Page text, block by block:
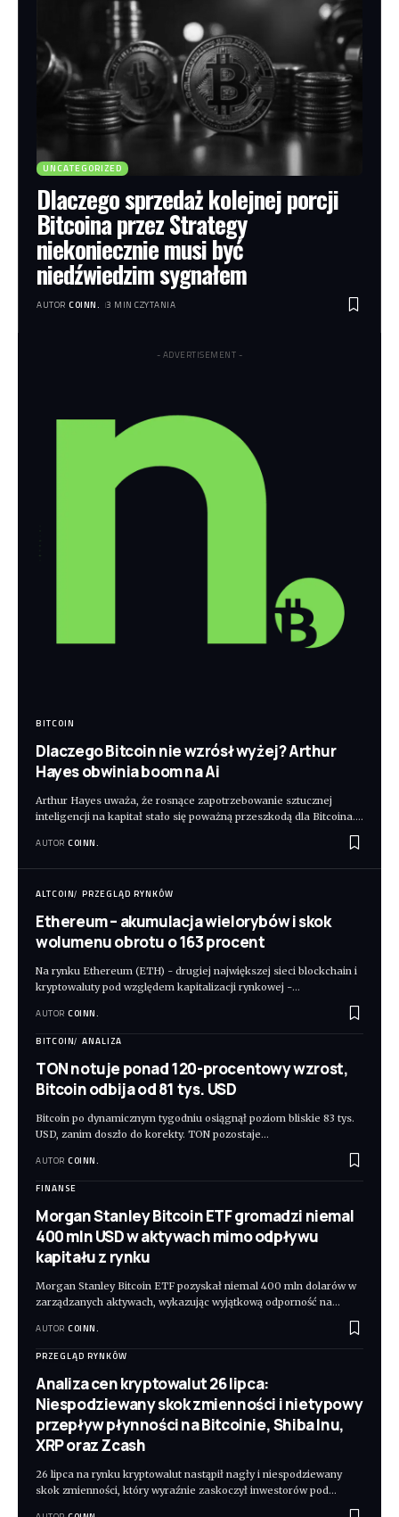
UNCATEGORIZED
Dlaczego sprzedaż kolejnej porcji
Bitcoina przez Strategy
niekoniecznie musi być
niedźwiedzim sygnałem
AUTOR COINN. 3 MIN CZYTANIA
- ADVERTISEMENT -
BITCOIN
Dlaczego Bitcoin nie wzrósł wyżej? Arthur
Hayes obwinia boom na Ai
Arthur Hayes uważa, że rosnące zapotrzebowanie sztucznej
inteligencji na kapitał stało się poważną przeszkodą dla Bitcoina.…
AUTOR COINN.
ALTCOIN PRZEGLĄD RYNKÓW
Ethereum – akumulacja wielorybów i skok
wolumenu obrotu o 163 procent
Na rynku Ethereum (ETH) - drugiej największej sieci blockchain i
kryptowaluty pod względem kapitalizacji rynkowej -…
AUTOR COINN.
BITCOIN ANALIZA
TON notuje ponad 120-procentowy wzrost,
Bitcoin odbija od 81 tys. USD
Bitcoin po dynamicznym tygodniu osiągnął poziom bliskie 83 tys.
USD, zanim doszło do korekty. TON pozostaje…
AUTOR COINN.
FINANSE
Morgan Stanley Bitcoin ETF gromadzi niemal
400 mln USD w aktywach mimo odpływu
kapitału z rynku
Morgan Stanley Bitcoin ETF pozyskał niemal 400 mln dolarów w
zarządzanych aktywach, wykazując wyjątkową odporność na…
AUTOR COINN.
PRZEGLĄD RYNKÓW
Analiza cen kryptowalut 26 lipca:
Niespodziewany skok zmienności i nietypowy
przepływ płynności na Bitcoinie, Shiba Inu,
XRP oraz Zcash
26 lipca na rynku kryptowalut nastąpił nagły i niespodziewany
skok zmienności, który wyraźnie zaskoczył inwestorów pod…